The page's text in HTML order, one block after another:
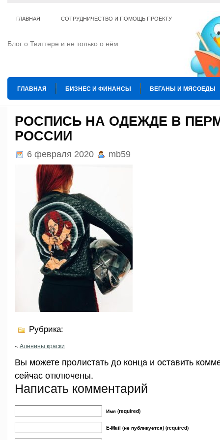
ГЛАВНАЯ СОТРУДНИЧЕСТВО И ПОМОЩЬ ПРОЕКТУ
Блог о Твиттере и не только о нём
ГЛАВНАЯ БИЗНЕС И ФИНАНСЫ ВЕГАНЫ И МЯСОЕДЫ
ТЕ КОГО ПРИРУЧИЛИ
РОСПИСЬ НА ОДЕЖДЕ В
РОССИИ
6 февраля 2020 mb59
Рубрика:
« Алёнины краски
Вы можете пролистать до конца и оставить
сейчас отключены.
Написать комментарий
Имя (required)
E-Mail (не публикуется) (required)